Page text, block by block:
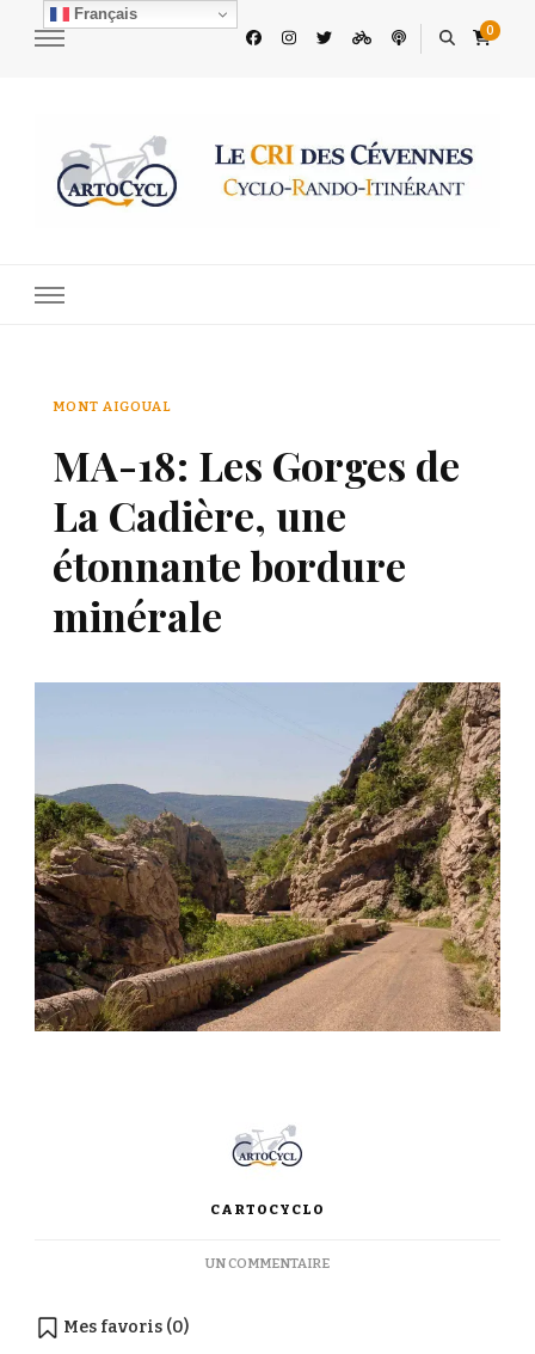
0
MONT AIGOUAL
MA-18: Les Gorges de
La Cadière, une
étonnante bordure
minérale
CARTOCYCLO
UN COMMENTAIRE
Mes favoris (0)
Français